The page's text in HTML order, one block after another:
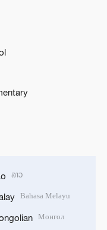
ລາວ
Bahasa Melayu
Монгол